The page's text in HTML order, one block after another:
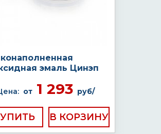
эмаль Цинэп
от 1 293 руб/